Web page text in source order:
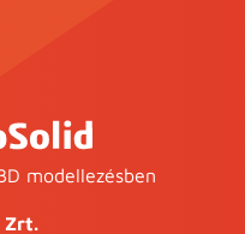
modellezésben
Zrt.